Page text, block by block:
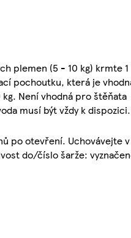
plemen (5 - 10 kg) krmte 1
pochoutku, která je
kg. Není vhodná pro štěňata
musí být vždy k dispozici.
po otevření. Uchovávejte v
do/číslo šarže: